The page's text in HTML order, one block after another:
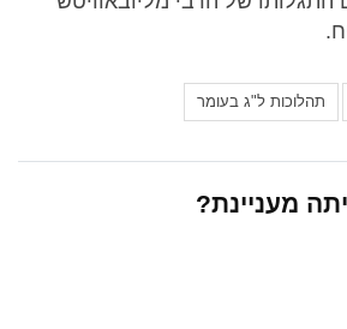
תהלוכות ל"ג בעומר
מעניינת?